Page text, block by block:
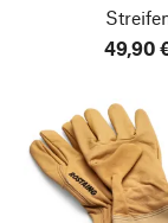
49,90